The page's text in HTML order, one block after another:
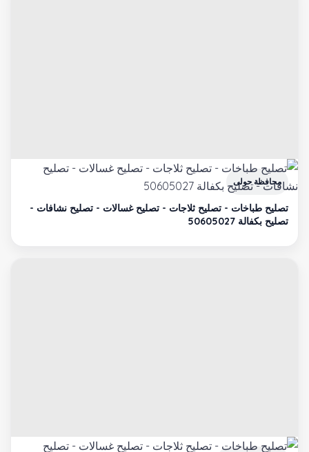
محافظة حولى
تصليح طباخات - تصليح ثلاجات - تصليح غسالات - تصليح نشافات -
تصليح بكفالة 50605027